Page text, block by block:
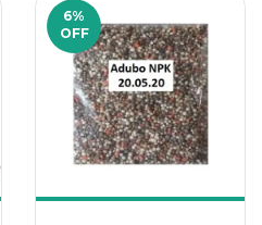
6%
OFF